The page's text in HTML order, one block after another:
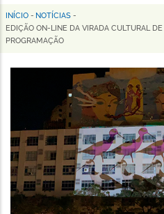
Horizonte
Trilha
de
navegação
INÍCIO - NOTÍCIAS -
EDIÇÃO ON-LINE DA VIRADA CULTURAL
PROGRAMAÇÃO